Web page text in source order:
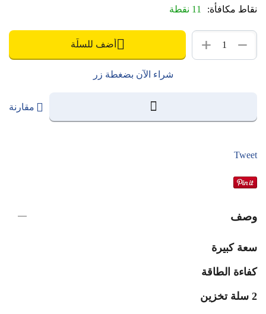
نقاط مكافأة:
11 نقطة
+ − أضف للسلّة
شراء الآن بضغطة زر
مقارنة
Tweet
وصف
سعة كبيرة
كفاءة الطاقة
2 سلة تخزين